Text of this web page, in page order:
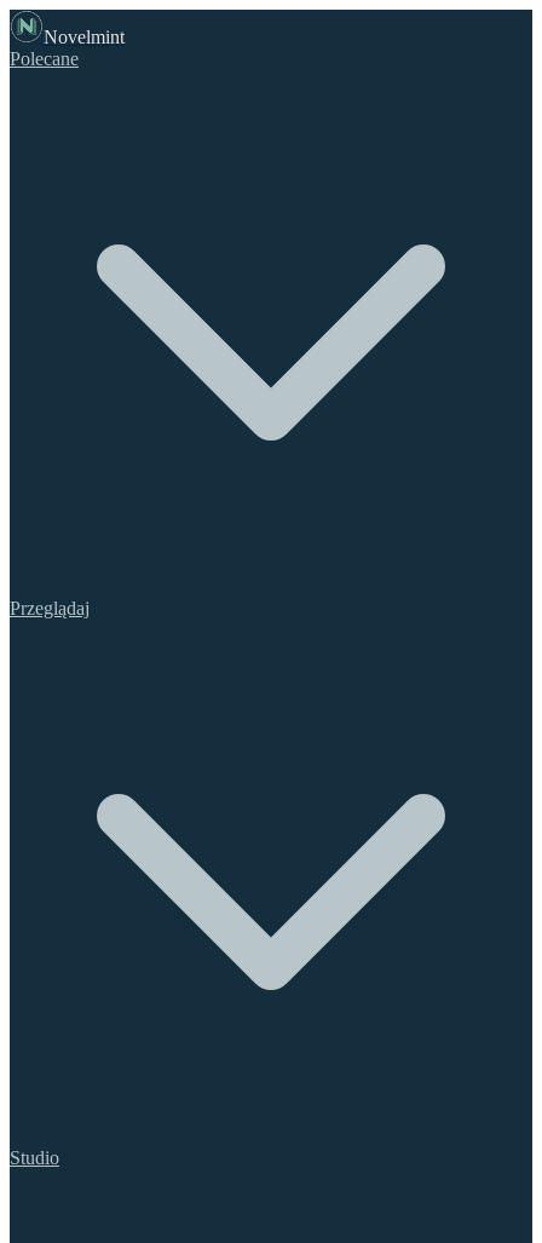
Novelmint
Polecane
Przeglądaj
Studio